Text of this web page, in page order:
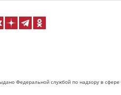
Федеральной службой по надзору в сфере